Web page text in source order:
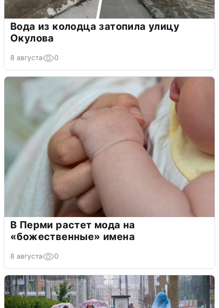
Вода из колодца затопила улицу
Окулова
8 августа 0
В Перми растет мода на
«божественные» имена
8 августа 0